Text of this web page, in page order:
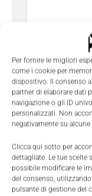
Per fornire le migliori
come i cookie per
dispositivo. Il consenso
partner di elaborare dati
navigazione o gli ID
personalizzati. Non
negativamente su
Clicca qui sotto per
dettagliate. Le tue scelte
possibile modificare le
del consenso,
pulsante di gestione del
Ho letto e
do il consenso
Tecniche Nuove